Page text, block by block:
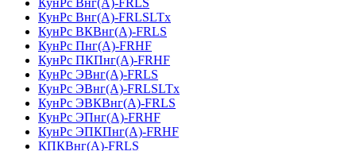
КунРс Внг(А)-FRLSLTx
КунРс ВКВнг(А)-FRLS
КунРс Пнг(А)-FRHF
КунРс ПКПнг(А)-FRHF
КунРс ЭВнг(А)-FRLS
КунРс ЭВнг(А)-FRLSLTx
КунРс ЭВКВнг(А)-FRLS
КунРс ЭПнг(А)-FRHF
КунРс ЭПКПнг(А)-FRHF
КПКВнг(А)-FRLS